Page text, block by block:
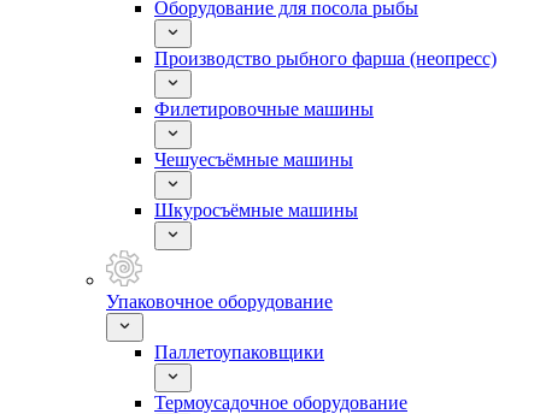
Оборудование для посола рыбы
Производство рыбного фарша (неопресс)
Филетировочные машины
Чешуесъёмные машины
Шкуросъёмные машины
Упаковочное оборудование
Паллетоупаковщики
Термоусадочное оборудование